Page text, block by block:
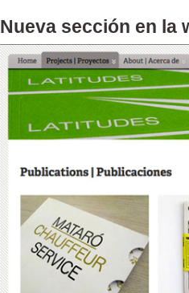
Nueva sección en la